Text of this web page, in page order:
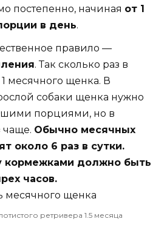
постепенно, начиная от 1
в день.
правило —
. Так сколько раз в
месячного щенка. В
собаки щенка нужно
порциями, но в
чаще. Обычно месячных
около 6 раз в сутки.
кормежками должно быть
часов.
ретривера 1.5 месяца